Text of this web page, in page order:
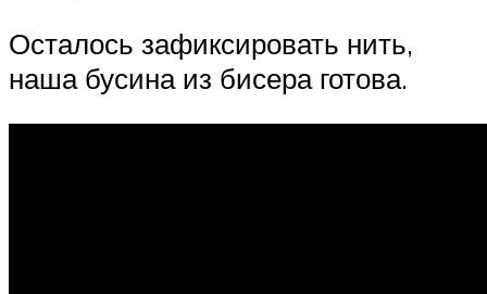
Осталось зафиксировать нить,
наша бусина из бисера готова.